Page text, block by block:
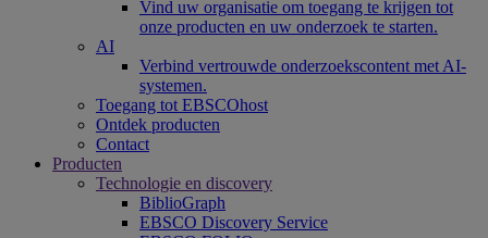
Vind uw organisatie om toegang te krijgen tot
onze producten en uw onderzoek te starten.
AI
Verbind vertrouwde onderzoekscontent met AI-
systemen.
Toegang tot EBSCOhost
Ontdek producten
Contact
Producten
Technologie en discovery
BiblioGraph
EBSCO Discovery Service